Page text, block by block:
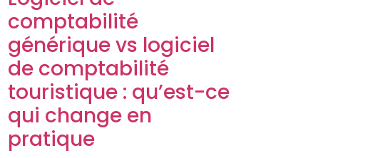
comptabilité
générique vs logiciel
de comptabilité
touristique : qu’est-ce
qui change en
pratique